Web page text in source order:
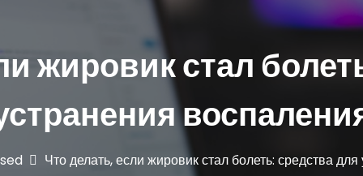
жировик стал
Что делать, если жировик стал болеть: средства